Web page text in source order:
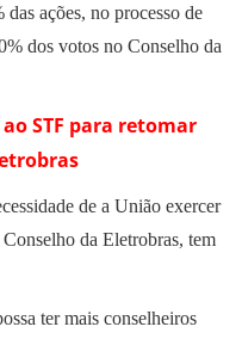
ações, no processo de
dos votos no Conselho da
STF para retomar
de a União exercer
da Eletrobras, tem
ter mais conselheiros